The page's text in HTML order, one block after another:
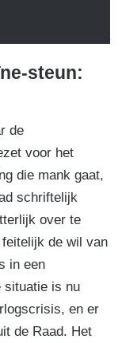
steun:
de
voor het
die mank gaat,
schriftelijk
over te
de wil van
in een
situatie is nu
en er
de Raad. Het